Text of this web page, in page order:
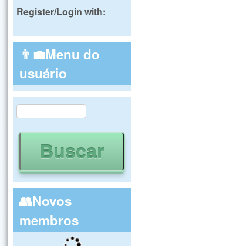
Register/Login with:
👨‍💼Menu do
usuário
Formulário de busca
Buscar
👥Novos
membros